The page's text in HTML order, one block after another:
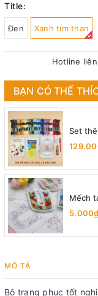
Title:
Đen Xanh tím than
Hotline
BẠN CÓ THỂ
Set
người
Mếch
5.000₫
MÔ TẢ
Bộ trang phục tốt